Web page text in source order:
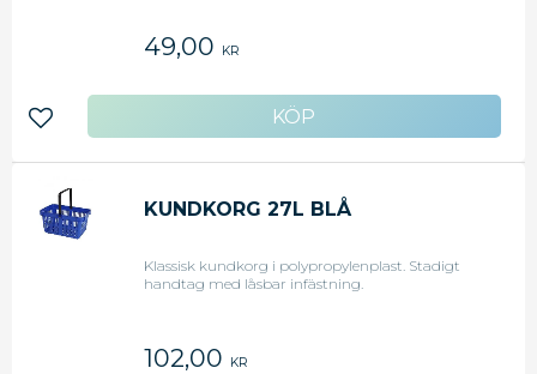
49,00 KR
Lägg till i favoriter
KUNDKORG 27L BLÅ
Klassisk kundkorg i polypropylenplast. Stadigt
handtag med låsbar infästning.
102,00 KR